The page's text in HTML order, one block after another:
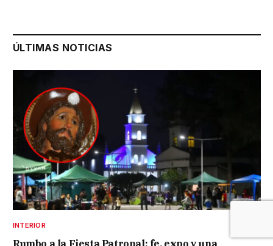
ÚLTIMAS NOTICIAS
INTERIOR
Rumbo a la Fiesta Patronal: fe, expo y una